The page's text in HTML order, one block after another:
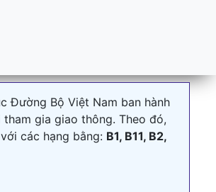
Đường Bộ Việt Nam ban hành
gia giao thông. Theo đó,
các hạng bằng: B1, B11, B2,